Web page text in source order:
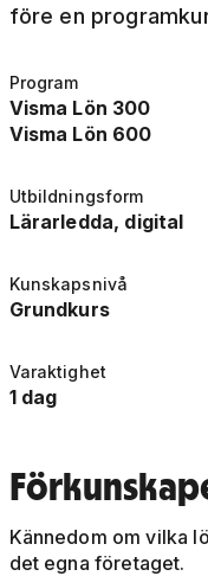
före en
Program
Visma Lön 300
Visma Lön 600
Utbildningsform
Lärarledda, digital
Kunskapsnivå
Grundkurs
Varaktighet
1 dag
Kännedom om vilka
det egna företaget.